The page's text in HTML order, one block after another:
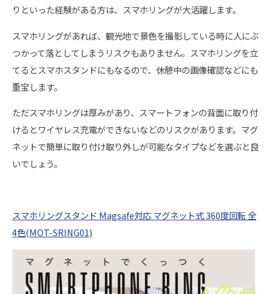
りといった経験がある方は、スマホリングが大活躍します。
スマホリングがあれば、観光地で景色を撮影している時に人にぶ
つかって落としてしまうリスクもありません。スマホリングを立
てるとスマホスタンドにもなるので、休憩中の画像確認などにも
重宝します。
ただスマホリングは厚みがあり、スマートフォンの背面に取り付
けるとワイヤレス充電ができないなどのリスクがあります。マグ
ネットで簡単に取り付け取り外しが可能なタイプなどを選ぶと良
いでしょう。
スマホリングスタンド Magsafe対応 マグネット式 360度回転 全
4色(MOT-SRING01)